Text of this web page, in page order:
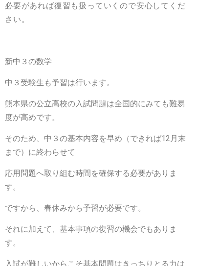
必要があれば復習も扱っていくので安心してくだ
さい 。
新中３の数学
中３受験生も予習は行います。
熊本県の公立高校の入試問題は全国的にみても難易
度が高めです。
そのため、中３の基本内容を早め（できれば12月末
まで）に終わらせて
応用問題へ取り組む時間を確保する必要がありま
す。
ですから、春休みから予習が必要です。
それに加えて、基本事項の復習の機会でもありま
す。
入試が難しいからこそ基本問題はきっちりとる力は